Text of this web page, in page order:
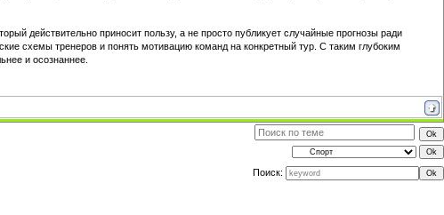
действительно приносит пользу, а не просто публикует случайные прогнозы ради
схемы тренеров и понять мотивацию команд на конкретный тур. С таким глубоким
и осознаннее.
Поиск: